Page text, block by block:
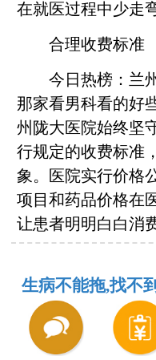
在就医过程中少走
合理收费标准
今日热榜：兰州
那家看男科看的好
州陇大医院始终坚
行规定的收费标准
象。医院实行价格
项目和药品价格在
让患者明明白白消
生病不能拖,找不